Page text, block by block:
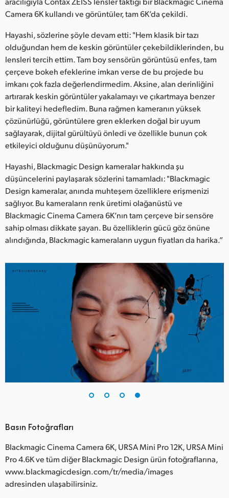
Camera 6K kullandı ve görüntüler, tam 6K’da çekildi.
Hayashi, sözlerine şöyle devam etti: "Hem klasik bir tazı
olduğundan hem de keskin görüntüler çekebildiklerinden, bu
lensleri tercih ettim. Tam boy sensörün görüntüsü enfes, tam
çerçeve bokeh efeklerine imkan verse de bu projede bu
imkanı çok fazla değerlendirmedim. Aksine, alan derinliğini
artırarak keskin görüntüler yakalamayı ve çıkartmaya benzer
bir kaliteyi hedefledim. Buna rağmen kameranın yüksek
çözünürlüğü, görüntülere gren eklerken doğal bir uyum
sağlayarak, dijital gürültüyü önledi ve özellikle bunun çok
etkileyici olduğunu düşünüyorum."
Hayashi, Blackmagic Design kameralar hakkında şu
düşüncelerini paylaşarak sözlerini tamamladı: "Blackmagic
Design kameralar, anında muhteşem özelliklere erişmenizi
sağlıyor. Bu kameraların renk üretimi olağanüstü ve
Blackmagic Cinema Camera 6K’nın tam çerçeve bir sensöre
sahip olması dikkate şayan. Bu özelliklerin gücü göz önüne
alındığında, Blackmagic kameraların uygun fiyatları da harika.”
Basın Fotoğrafları
Blackmagic Cinema Camera 6K, URSA Mini Pro 12K, URSA Mini
Pro 4.6K ve tüm diğer Blackmagic Design ürün fotoğraflarına,
www.blackmagicdesign.com/tr/media/images
adresinden ulaşabilirsiniz.